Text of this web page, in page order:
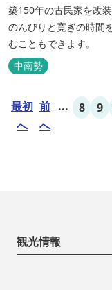
築150年の古民家を改
のんびりと寛ぎの時間
むこともできます。
中南勢
最初
へ
前
へ
... 8 9
観光情報